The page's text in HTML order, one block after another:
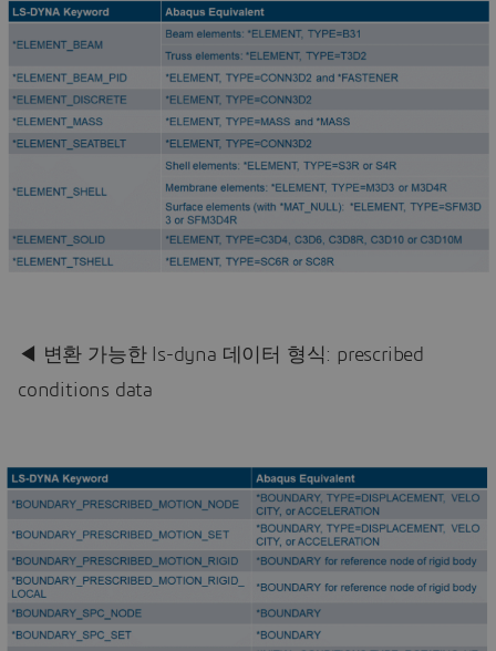
◀ 변환 가능한 ls-dyna 데이터 형식: prescribed
conditions data